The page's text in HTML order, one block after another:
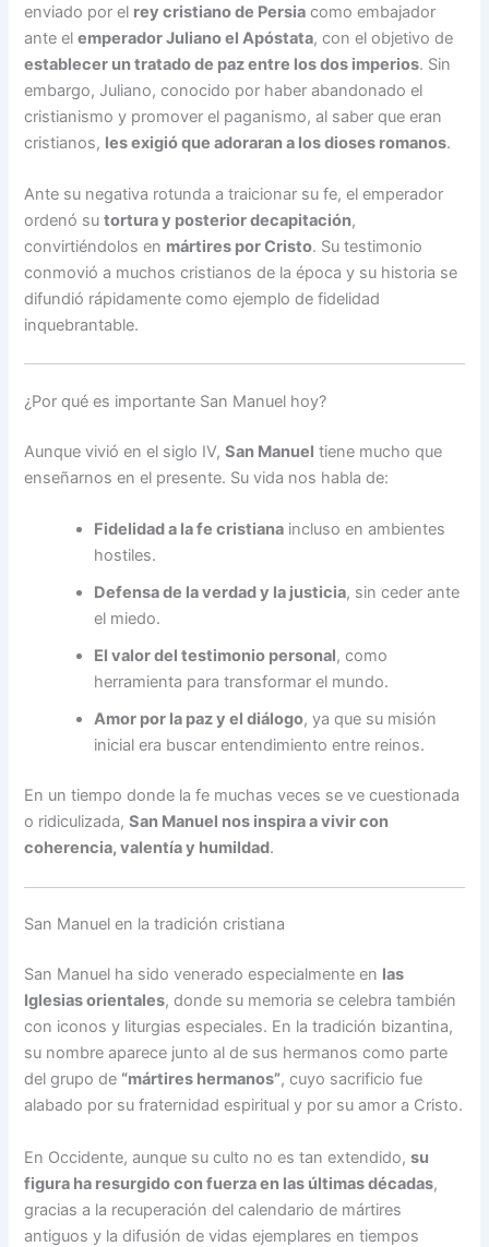
enviado por el rey cristiano de Persia como embajador
ante elemperador Juliano el Apóstata, con el objetivo de
establecer un tratado de paz entre los dos imperios. Sin
embargo, Juliano, conocido por haber abandonado el
cristianismo y promover el paganismo, al saber que eran
cristianos, les exigió que adoraran a los dioses romanos.
Ante su negativa rotunda a traicionar su fe, el emperador
ordenó sutortura y posterior decapitación,
convirtiéndolos en mártires por Cristo. Su testimonio
conmovió a muchos cristianos de la época y su historia se
difundió rápidamente como ejemplo de fidelidad
inquebrantable.
¿Por qué es importante San Manuel hoy?
Aunque vivió en el siglo IV,San Manuel tiene mucho que
enseñarnos en el presente. Su vida nos habla de:
Fidelidad a la fe cristiana incluso en ambientes
hostiles.
Defensa de la verdad y la justicia, sin ceder ante
el miedo.
El valor del testimonio personal, como
herramienta para transformar el mundo.
Amor por la paz y el diálogo, ya que su misión
inicial era buscar entendimiento entre reinos.
En un tiempo donde la fe muchas veces se ve cuestionada
o ridiculizada,San Manuel nos inspira a vivir con
coherencia, valentía y humildad.
San Manuel en la tradición cristiana
San Manuel ha sido venerado especialmente en las
Iglesias orientales, donde su memoria se celebra también
con iconos y liturgias especiales. En la tradición bizantina,
su nombre aparece junto al de sus hermanos como parte
del grupo de “mártires hermanos”, cuyo sacrificio fue
alabado por su fraternidad espiritual y por su amor a Cristo.
En Occidente, aunque su culto no es tan extendido,su
figura ha resurgido con fuerza en las últimas décadas,
gracias a la recuperación del calendario de mártires
antiguos y la difusión de vidas ejemplares en tiempos